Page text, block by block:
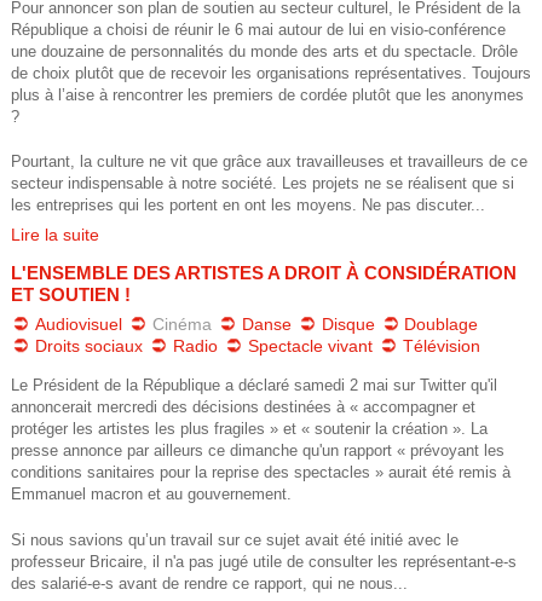
2
.
p
d
f
p
r
e
c
o
n
i
s
a
t
o
Pour annoncer son plan de soutien au secteur culturel, le Président de la
République a choisi de réunir le 6 mai autour de lui en visio-conférence
une douzaine de personnalités du monde des arts et du spectacle. Drôle
de choix plutôt que de recevoir les organisations représentatives. Toujours
plus à l’aise à rencontrer les premiers de cordée plutôt que les anonymes
?
Pourtant, la culture ne vit que grâce aux travailleuses et travailleurs de ce
secteur indispensable à notre société. Les projets ne se réalisent que si
les entreprises qui les portent en ont les moyens. Ne pas discuter...
Lire la suite
L'ENSEMBLE DES ARTISTES A DROIT À CONSIDÉRATION
ET SOUTIEN !
Audiovisuel Cinéma Danse Disque
Doublage
Droits sociaux
Radio Spectacle vivant Télévision
Le Président de la République a déclaré samedi 2 mai sur Twitter qu'il
annoncerait mercredi des décisions destinées à « accompagner et
protéger les artistes les plus fragiles » et « soutenir la création ». La
presse annonce par ailleurs ce dimanche qu'un rapport « prévoyant les
conditions sanitaires pour la reprise des spectacles » aurait été remis à
Emmanuel macron et au gouvernement.
Si nous savions qu’un travail sur ce sujet avait été initié avec le
professeur Bricaire, il n'a pas jugé utile de consulter les représentant-e-s
des salarié-e-s avant de rendre ce rapport, qui ne nous...